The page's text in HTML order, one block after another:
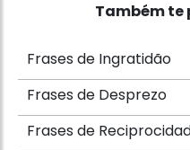
Também te
Frases de Ingratidão
Frases de Desprezo
Frases de